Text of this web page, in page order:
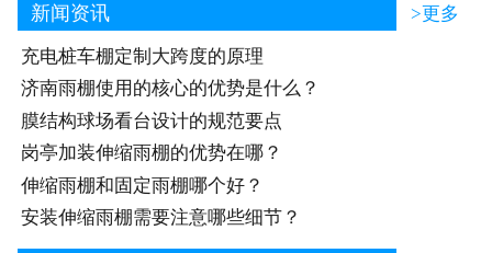
新闻资讯 >更多
充电桩车棚定制大跨度的原理
济南雨棚使用的核心的优势是什么？
膜结构球场看台设计的规范要点
岗亭加装伸缩雨棚的优势在哪？
伸缩雨棚和固定雨棚哪个好？
安装伸缩雨棚需要注意哪些细节？